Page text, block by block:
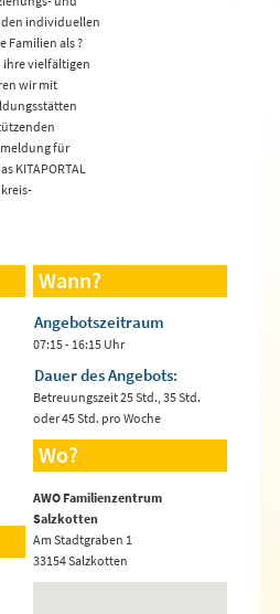
individuellen
Familien als ?
ihre vielfältigen
wir mit
für
KITAPORTAL
Wann?
Angebotszeitraum
07:15 - 16:15 Uhr
Dauer des Angebots:
Betreuungszeit 25 Std., 35 Std.
oder 45 Std. pro Woche
Wo?
AWO Familienzentrum
Salzkotten
Am Stadtgraben 1
33154 Salzkotten